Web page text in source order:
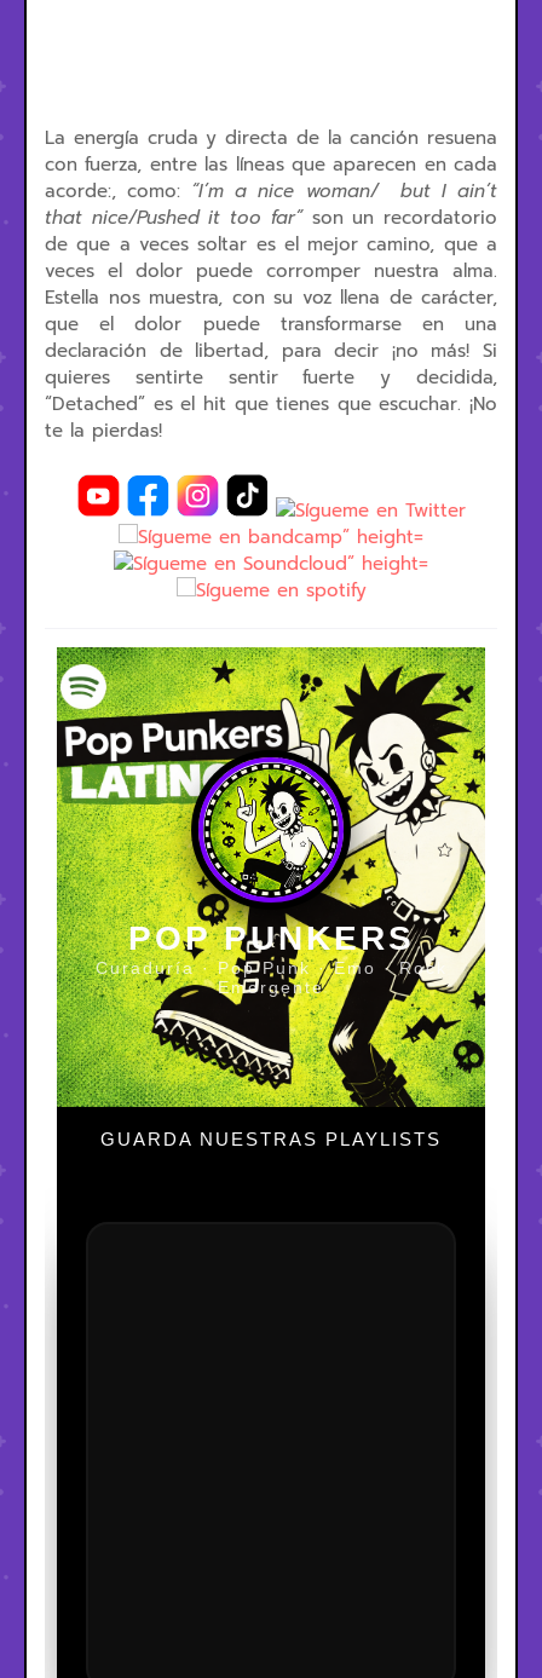
La energía cruda y directa de la canción resuena
con fuerza, entre las líneas que aparecen en cada
acorde:, como: “I’m a nice woman/ but I ain’t
that nice/Pushed it too far”son un recordatorio
de que a veces soltar es el mejor camino, que a
veces el dolor puede corromper nuestra alma.
Estella nos muestra, con su voz llena de carácter,
que el dolor puede transformarse en una
declaración de libertad, para decir ¡no más! Si
quieres sentirte sentir fuerte y decidida,
“Detached” es el hit que tienes que escuchar. ¡No
te la pierdas!
POP PUNKERS
Curaduría · Pop Punk · Emo · Rock
Emergente
GUARDA NUESTRAS PLAYLISTS